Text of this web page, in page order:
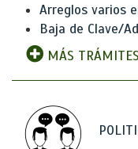
Arreglos varios
Baja de Clave/
MÁS TRÁMITES